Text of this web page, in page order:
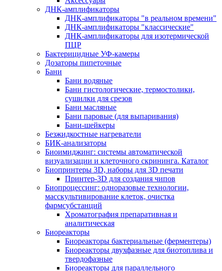
ДНК-амплификаторы
ДНК-амплификаторы "в реальном времени"
ДНК-амплификаторы "классические"
ДНК-амплификаторы для изотермической
ПЦР
Бактерицидные УФ-камеры
Дозаторы пипеточные
Бани
Бани водяные
Бани гистологические, термостолики,
сушилки для срезов
Бани масляные
Бани паровые (для выпаривания)
Бани-шейкеры
Безжидкостные нагреватели
БИК-анализаторы
Биоимиджинг: системы автоматической
визуализации и клеточного скрининга. Каталог
Биопринтеры 3D, наборы для 3D печати
Принтер-3D для создания чипов
Биопроцессинг: одноразовые технологии,
масскультивирование клеток, очистка
фармсубстанций
Хроматография препаративная и
аналитическая
Биореакторы
Биореакторы бактериальные (ферментеры)
Биореакторы двухфазные для биотоплива и
твердофазные
Биореакторы для параллельного